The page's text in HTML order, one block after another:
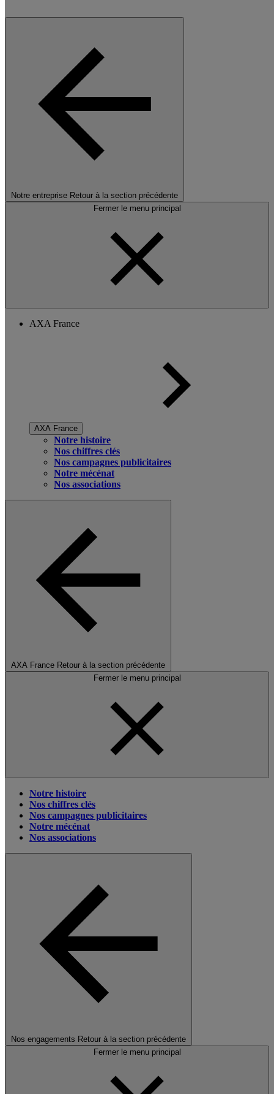
Notre entreprise Retour à la section précédente
Fermer le menu principal
AXA France
AXA France
Notre histoire
Nos chiffres clés
Nos campagnes publicitaires
Notre mécénat
Nos associations
AXA France Retour à la section précédente
Fermer le menu principal
Notre histoire
Nos chiffres clés
Nos campagnes publicitaires
Notre mécénat
Nos associations
Nos engagements Retour à la section précédente
Fermer le menu principal